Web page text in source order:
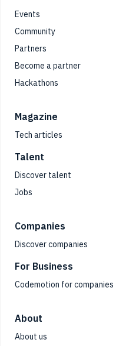
Events
Community
Partners
Become a partner
Hackathons
Magazine
Tech articles
Talent
Discover talent
Jobs
Companies
Discover companies
For Business
Codemotion for companies
About
About us